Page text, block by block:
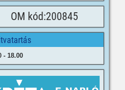
OM kód:200845
- 18.00